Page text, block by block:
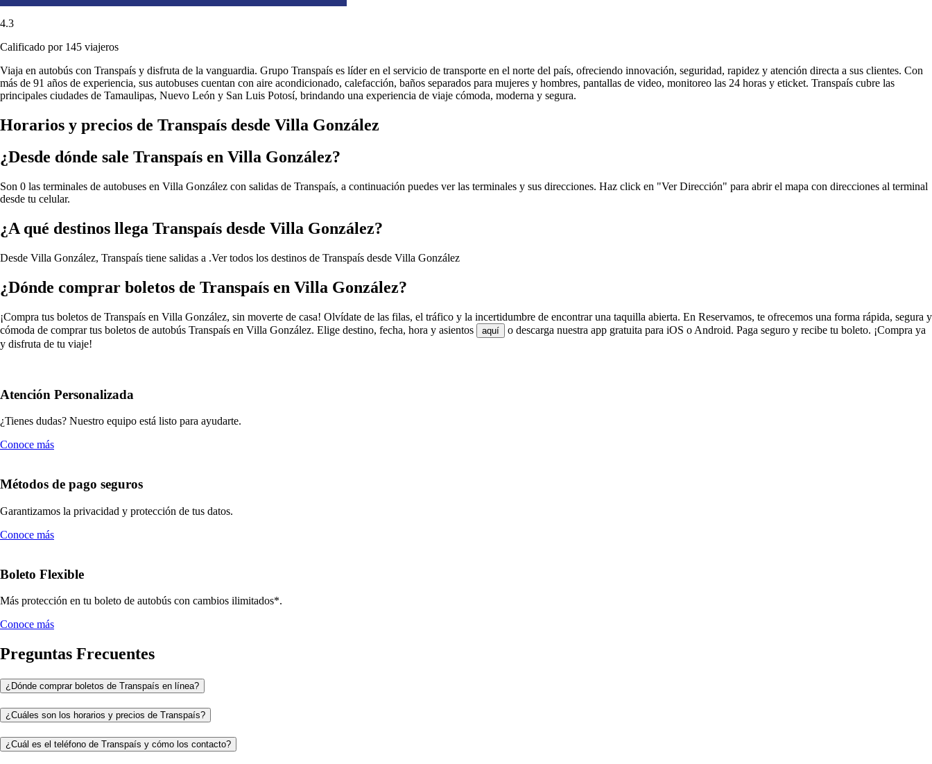
4.3
Calificado por 145 viajeros
Viaja en autobús con Transpaís y disfruta de la vanguardia. Grupo Transpaís es líder en el servicio de transporte en el norte del país, ofreciendo innovación, seguridad, rapidez y atención directa a sus clientes. Con
más de 91 años de experiencia, sus autobuses cuentan con aire acondicionado, calefacción, baños separados para mujeres y hombres, pantallas de video, monitoreo las 24 horas y eticket. Transpaís cubre las
principales ciudades de Tamaulipas, Nuevo León y San Luis Potosí, brindando una experiencia de viaje cómoda, moderna y segura.
Horarios y precios de Transpaís desde Villa González
¿Desde dónde sale Transpaís en Villa González?
Son 0 las terminales de autobuses en Villa González con salidas de Transpaís, a continuación puedes ver las terminales y sus direcciones. Haz click en "Ver Dirección" para abrir el mapa con direcciones al terminal
desde tu celular.
¿A qué destinos llega Transpaís desde Villa González?
Desde Villa González, Transpaís tiene salidas a .Ver todos los destinos de Transpaís desde Villa González
¿Dónde comprar boletos de Transpaís en Villa González?
¡Compra tus boletos de Transpaís en Villa González, sin moverte de casa! Olvídate de las filas, el tráfico y la incertidumbre de encontrar una taquilla abierta. En Reservamos, te ofrecemos una forma rápida, segura y
cómoda de comprar tus boletos de autobús Transpaís en Villa González. Elige destino, fecha, hora y asientos
aquí
o descarga nuestra app gratuita para iOS o Android. Paga seguro y recibe tu boleto. ¡Compra ya
y disfruta de tu viaje!
Atención Personalizada
¿Tienes dudas? Nuestro equipo está listo para ayudarte.
Conoce más
Métodos de pago seguros
Garantizamos la privacidad y protección de tus datos.
Conoce más
Boleto Flexible
Más protección en tu boleto de autobús con cambios ilimitados*.
Conoce más
Preguntas Frecuentes
¿Dónde comprar boletos de Transpaís en línea?
¿Cuáles son los horarios y precios de Transpaís?
¿Cuál es el teléfono de Transpaís y cómo los contacto?